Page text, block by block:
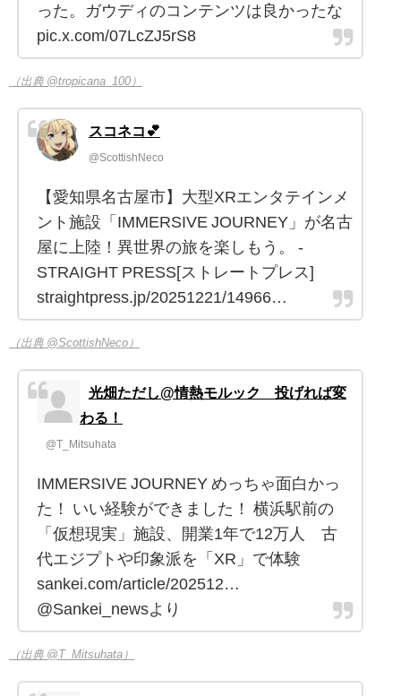
った。ガウディのコンテンツは良かったな
pic.x.com/07LcZJ5rS8
（出典 @tropicana_100）
スコネコ💕
@ScottishNeco
【愛知県名古屋市】大型XRエンタテインメ
ント施設「IMMERSIVE JOURNEY」が名古
屋に上陸！異世界の旅を楽しもう。 -
STRAIGHT PRESS[ストレートプレス]
straightpress.jp/20251221/14966…
（出典 @ScottishNeco）
光畑ただし@情熱モルック 投げれば変
わる！
@T_Mitsuhata
IMMERSIVE JOURNEY めっちゃ面白かっ
た！ いい経験ができました！ 横浜駅前の
「仮想現実」施設、開業1年で12万人 古
代エジプトや印象派を「XR」で体験
sankei.com/article/202512…
@Sankei_newsより
（出典 @T_Mitsuhata）